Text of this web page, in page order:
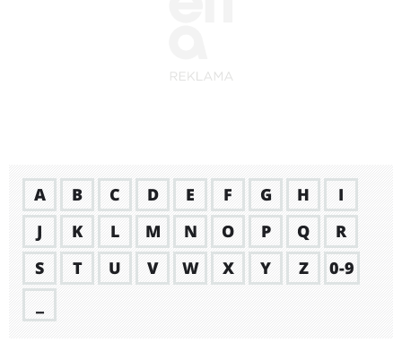
A B C D E F G H
I
J
K L M N O P Q
R
S
T U V W X Y Z
0-9